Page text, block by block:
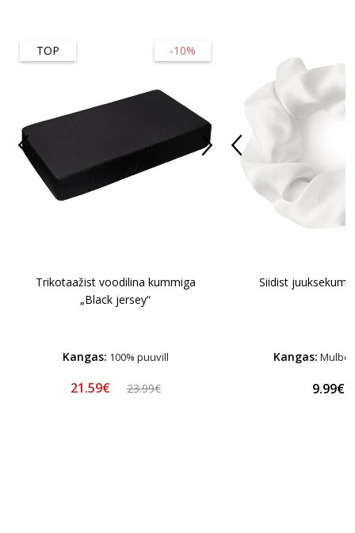
-10%
TOP
Trikotaažist voodilina kummiga
„Black jersey“
Kangas: 100% puuvill
21.59€ 23.99€
Siidist
Kangas:
9.99€